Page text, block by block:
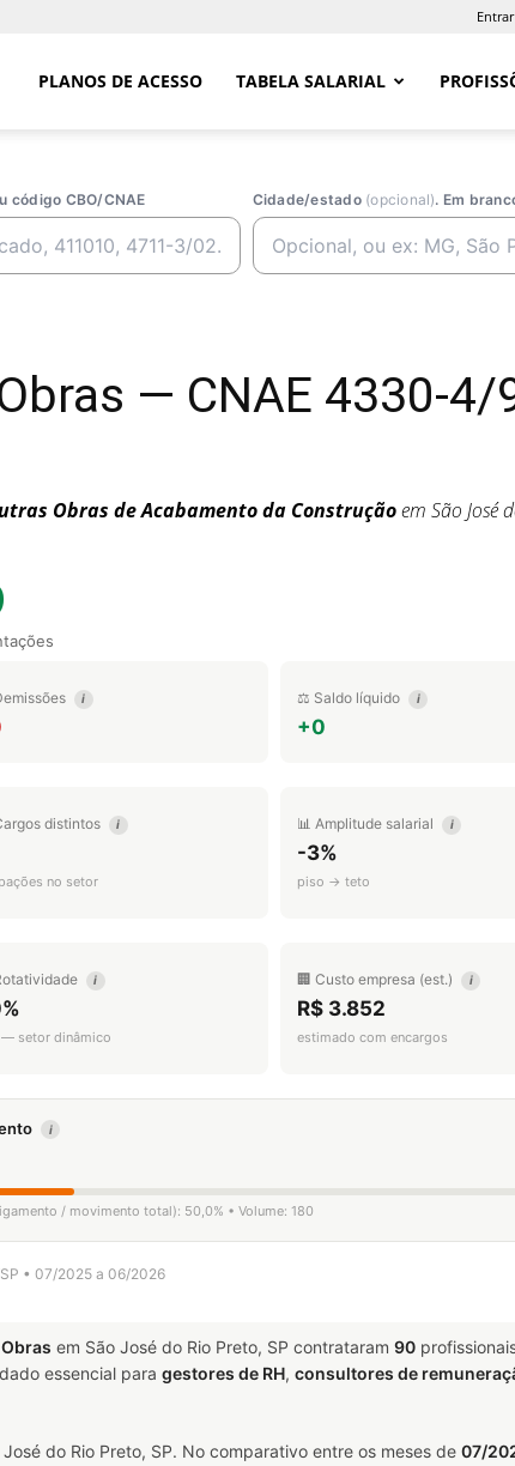
Entrar
PLANOS DE ACESSO TABELA SALARIAL
código CBO/CNAE Cidade/estado (opcional). Em
— CNAE 4330-
Obras de Acabamento da Construçãoem São José
i ⚖️ Saldo líquido i
+0
distintos i
no setor
📊 Amplitude salarial i
-3%
piso → teto
i
setor dinâmico
🏢 Custo empresa (est.) i
R$ 3.852
estimado com encargos
i
/ movimento total): 50,0% • Volume: 180
• 07/2025 a 06/2026
em São José do Rio Preto, SP contrataram 90
essencial para gestores de RH, consultores de
José do Rio Preto, SP. No comparativo entre os meses de 07/